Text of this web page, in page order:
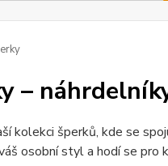
–
kolekci šperků, kde se
osobní styl a hodí se pro